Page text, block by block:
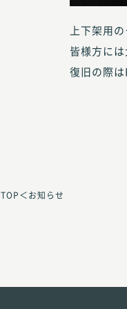
上下架用
皆様方に
復旧の際は
TOP お知らせ